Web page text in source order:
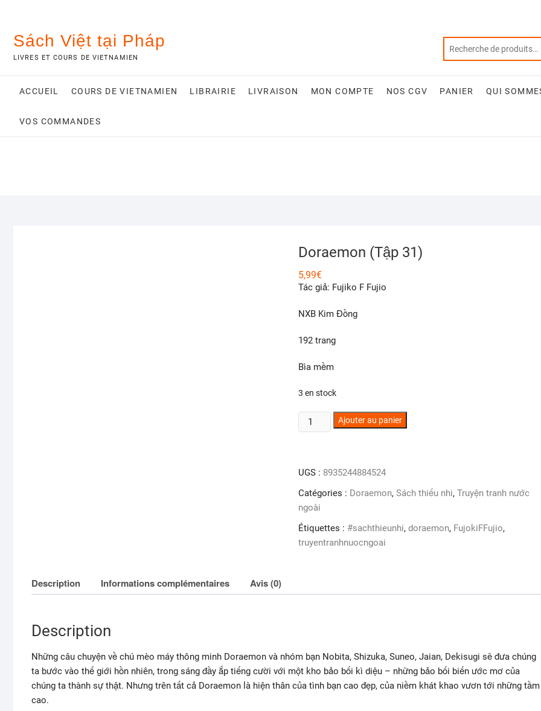
contentSách Việt tại Pháp
LIVRES ET COURS DE VIETNAMIEN
ACCUEIL COURS DE VIETNAMIEN LIBRAIRIE LIVRAISON MON COMPTE NOS CGV PANIER QUI
VOS COMMANDES
Doraemon (Tập 31)
5,99€
Tác giả: Fujiko F Fujio
NXB Kim Đồng
192 trang
Bìa mềm
3 en stock
quantité
de
31)
Ajouter au panier
UGS : 8935244884524
Catégories : Doraemon, Sách thiếu nhi, Truyện tranh nước
ngoài
Étiquettes : #sachthieunhi, doraemon, FujokiFFujio,
truyentranhnuocngoai
Description Informations complémentaires Avis (0)
Description
Những câu chuyện về chú mèo máy thông minh Doraemon và nhóm bạn Nobita, Shizuka, Suneo, Jaian, Dekisugi sẽ đưa chúng
ta bước vào thế giới hồn nhiên, trong sáng đầy ắp tiếng cười với một kho bảo bối kì diệu – những bảo bối biến ước mơ của
chúng ta thành sự thật. Nhưng trên tất cả Doraemon là hiện thân của tình bạn cao đẹp, của niềm khát khao vươn tới những tầm
cao.